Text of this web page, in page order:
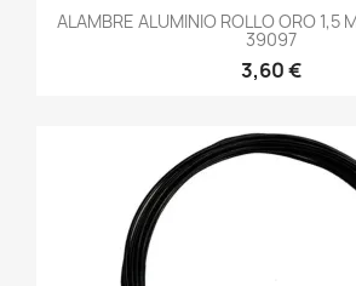
ALAMBRE ALUMINIO ROLLO ORO 1,5
39097
3,60 €